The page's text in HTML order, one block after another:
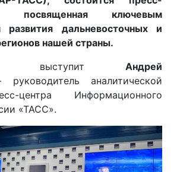
посвященная ключевым
развития дальневосточных и
нашей страны.
выступит Андрей
аналитической
центра Информационного
«ТАСС».